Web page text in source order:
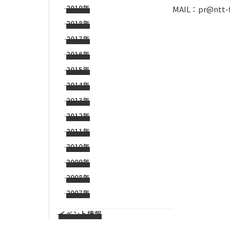
2019年
2018年
2017年
2016年
2015年
2014年
2013年
2012年
2011年
2010年
2009年
2008年
2007年
イベント情報
MAIL：pr@ntt-